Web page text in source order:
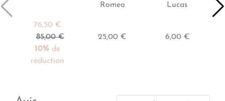
76,50 €
85,00 €
10% de
réduction
Romeo
25,00 €
Lucas
6,00 €